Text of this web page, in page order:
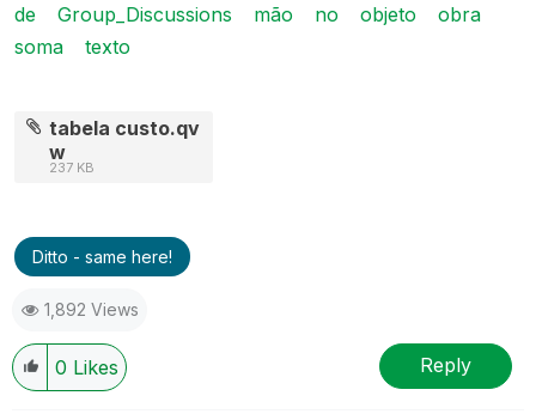
de
Group_Discussions mão no objeto
obra
soma
texto
tabela custo.qv
w
237 KB
Ditto - same here!
1,892 Views
0 Likes Reply